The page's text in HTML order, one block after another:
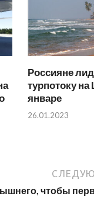
Россияне
турпотоку
январе
26.01.2023
чтобы